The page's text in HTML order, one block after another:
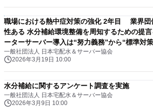
職場における熱中症対策の強化 2年目 業界団
性ある 水分補給環境整備を周知するための提
ーターサーバー導入は“努力義務”から“標準対
一般社団法人 日本宅配水＆サーバー協会
2026年3月19日 10:00
水分補給に関するアンケート調査を実施
一般社団法人 日本宅配水＆サーバー協会
2026年3月9日 10:00